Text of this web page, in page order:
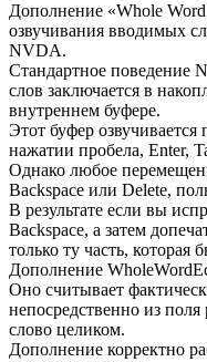
Дополнение «Whole
озвучивания вводимых
NVDA.
Стандартное поведение
слов заключается в
внутреннем буфере.
Этот буфер озвучивается
нажатии пробела, Enter,
Однако любое
Backspace или Delete,
В результате если вы
Backspace, а затем
только ту часть, которая
Дополнение
Оно считывает
непосредственно из поля
слово целиком.
Дополнение корректно